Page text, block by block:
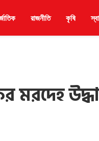
রাজনীতি কৃষি
মরদেহ